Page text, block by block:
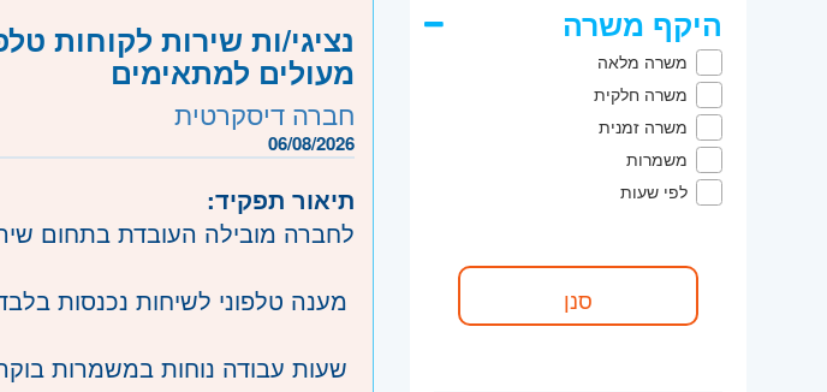
היקף משרה
משרה מלאה
משרה חלקית
משרה זמנית
משמרות
לפי שעות
נציגי/ות שירות לקוחות
מעולים למתאימים
חברה דיסקרטית
06/08/2026
תיאור תפקיד:
לחברה מובילה העובדת בתחום
מענה טלפוני לשיחות נכנסות
שעות עבודה נוחות במשמרות